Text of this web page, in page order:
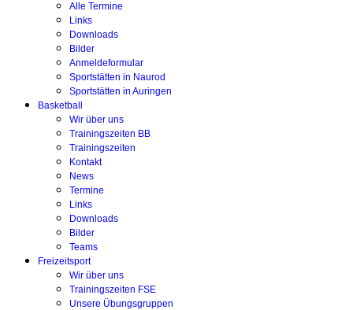
Alle Termine
Links
Downloads
Bilder
Anmeldeformular
Sportstätten in Naurod
Sportstätten in Auringen
Basketball
Wir über uns
Trainingszeiten BB
Trainingszeiten
Kontakt
News
Termine
Links
Downloads
Bilder
Teams
Freizeitsport
Wir über uns
Trainingszeiten FSE
Unsere Übungsgruppen